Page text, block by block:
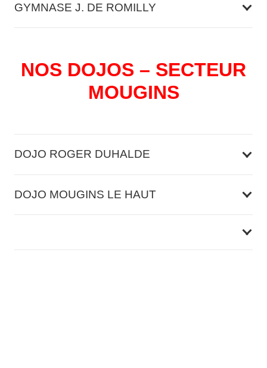
GYMNASE J. DE ROMILLY
NOS DOJOS – SECTEUR
MOUGINS
DOJO ROGER DUHALDE
DOJO MOUGINS LE HAUT